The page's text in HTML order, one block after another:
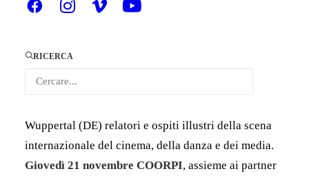
RICERCA
2019, la storica Schauspielhaus di Wuppertal
Wuppertal (DE) relatori e ospiti illustri della scena
internazionale del cinema, della danza e dei media.
Giovedì 21 novembre COORPI, assieme ai partner